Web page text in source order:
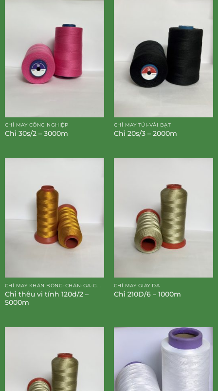
CHỈ MAY CÔNG NGHIỆP
Chỉ 30s/2 – 3000m
CHỈ MAY TÚI-VẢI BẠT
Chỉ 20s/3 – 2000m
CHỈ MAY KHĂN BÔNG-CHĂN-GA-GỐI-ĐỆM
Chỉ thêu vi tính 120d/2 –
5000m
CHỈ MAY GIÀY DA
Chỉ 210D/6 – 1000m